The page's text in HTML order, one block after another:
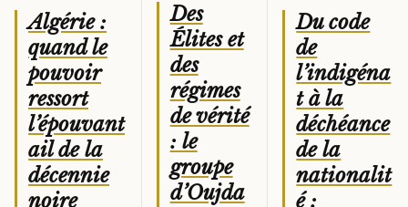
Algérie :
quand le
pouvoir
ressort
l’épouvant
ail de la
décennie
noire
Des
Élites et
des
régimes
de vérité
: le
groupe
d’Oujda
Du code
de
l’indigéna
t à la
déchéance
de la
nationalit
é :